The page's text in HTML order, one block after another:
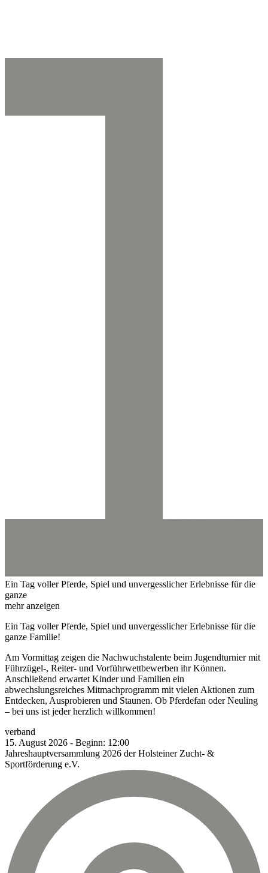
Ein Tag voller Pferde, Spiel und unvergesslicher Erlebnisse für die
ganze
mehr anzeigen
Ein Tag voller Pferde, Spiel und unvergesslicher Erlebnisse für die
ganze Familie!
Am Vormittag zeigen die Nachwuchstalente beim Jugendturnier mit
Führzügel-, Reiter- und Vorführwettbewerben ihr Können.
Anschließend erwartet Kinder und Familien ein
abwechslungsreiches Mitmachprogramm mit vielen Aktionen zum
Entdecken, Ausprobieren und Staunen. Ob Pferdefan oder Neuling
– bei uns ist jeder herzlich willkommen!
verband
15. August 2026 - Beginn: 12:00
Jahreshauptversammlung 2026 der Holsteiner Zucht- &
Sportförderung e.V.